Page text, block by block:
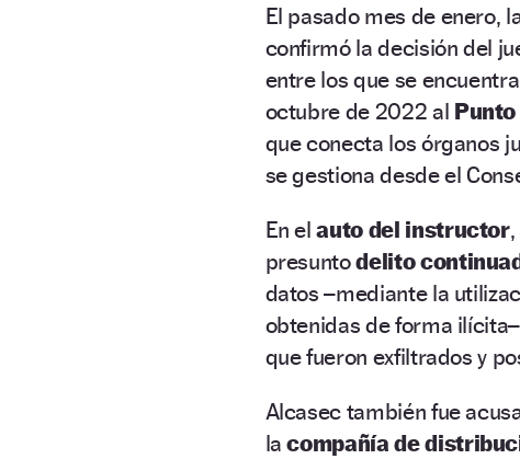
El pasado mes de enero,
confirmó la decisión del
entre los que se
octubre de 2022 al
que conecta los órganos
se gestiona desde el
En elauto del instructor
presuntodelito
datos –mediante la
obtenidas de forma
que fueron exfiltrados y
Alcasec también fue
lacompañía de